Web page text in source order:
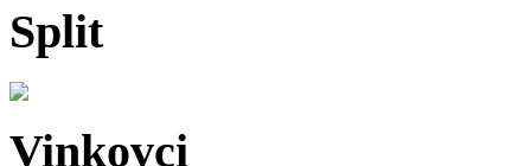
Split
Vinkovci